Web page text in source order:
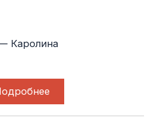
Каролина